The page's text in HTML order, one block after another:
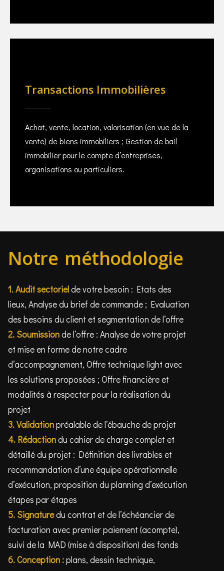
Transactions Immobilières
Achat, vente, location, valorisation (en vue de la
vente) de biens immobiliers ; Gestion de bail
immobilier pour le compte d’entreprises,
organisations ou particuliers.
Notre méthodologie
1.Audit sectorielde votre besoin : Etats des
lieux, Analyse du brief de commande ; Evaluation
des besoins du client et segmentation de l’offre
2. Soumissionde l’offre : Analyse de votre projet
et mise en forme de notre cadre
d’accompagnement, Offre technique light avec
les solutions proposées ; Offre financière et
modalités à respecter pour la réalisation du
projet
3.Validationpréalable de l’ébauche de projet
4. Rédactiondu cahier de charge complet et
détaillé du projet : Définition des livrables et
recommandation d’une équipe opérationnelle
d’exécution, proposition du planning d’exécution
étapes par étapes
5. Signaturedu contrat et de l’échéancier de
facturation avec premier paiement (acompte),
suivi de la MAD (mise à disposition) des fonds
6.Conception :plans, dessin technique,